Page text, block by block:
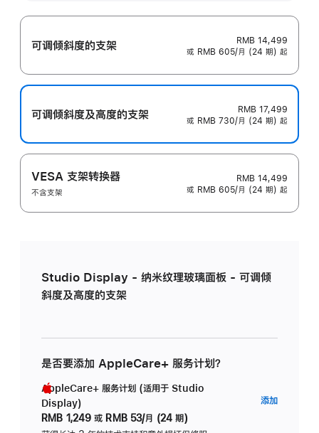
可调倾斜度的支架
RMB 14,499
或 RMB 605/月 (24 期) 起
可调倾斜度及高‍度的支‍架
RMB 17,499
或 RMB 730/月 (24 期) 起
VESA 支架转换器
不含支架
RMB 14,499
或 RMB 605/月 (24 期) 起
Studio Display - 纳米纹理玻璃面板 - 可调倾
斜度及高度的支架
是否要添加 AppleCare+ 服务计划？
AppleCare+ 服务计划 (适用于 Studio
Display)
RMB 1,249 或 RMB 53/月 (24 期)
添加